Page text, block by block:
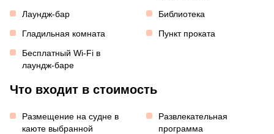
Лаундж-бар
Библиотека
Гладильная комната
Пункт проката
Бесплатный Wi-Fi в
лаундж-баре
Что входит в стоимость
Размещение на судне в
каюте выбранной
Развлекательная
программа